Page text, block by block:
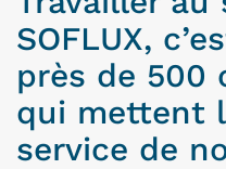
SOFLUX,
près de 500
qui mettent
service de